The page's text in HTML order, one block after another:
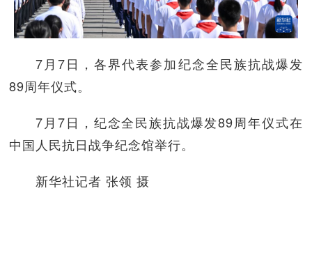
7月7日，各界代表参加纪念全民族抗战爆发
89周年仪式。
7月7日，纪念全民族抗战爆发89周年仪式在
中国人民抗日战争纪念馆举行。
新华社记者 张领 摄